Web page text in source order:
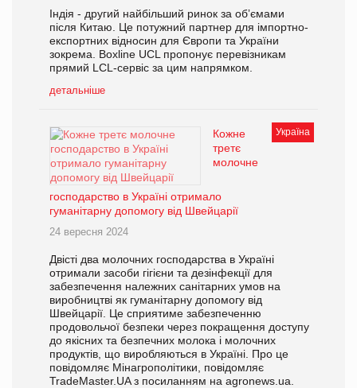
Індія - другий найбільший ринок за обʼємами
після Китаю. Це потужний партнер для імпортно-
експортних відносин для Європи та України
зокрема. Boxline UCL пропонує перевізникам
прямий LCL-сервіс за цим напрямком.
детальніше
Україна
Кожне
третє
молочне
господарство в Україні отримало
гуманітарну допомогу від Швейцарії
24 вересня 2024
Двісті два молочних господарства в Україні
отримали засоби гігієни та дезінфекції для
забезпечення належних санітарних умов на
виробництві як гуманітарну допомогу від
Швейцарії. Це сприятиме забезпеченню
продовольчої безпеки через покращення доступу
до якісних та безпечних молока і молочних
продуктів, що виробляються в Україні. Про це
повідомляє Мінагрополітики, повідомляє
TradeMaster.UA з посиланням на agronews.ua.